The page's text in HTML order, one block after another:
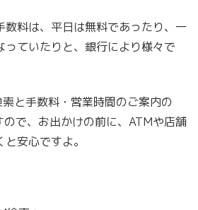
数料は、平日は無料であったり、一
っていたりと、銀行により様々で
と手数料・営業時間のご案内の
で、お出かけの前に、ATMや店舗
安心ですよ。